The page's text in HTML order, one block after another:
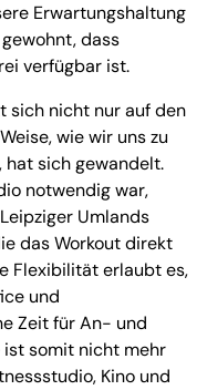
Erwartungshaltung
dass
verfügbar ist.
sich nicht nur auf den
wie wir uns zu
hat sich gewandelt.
notwendig war,
Umlands
das Workout direkt
Flexibilität erlaubt es,
und
Zeit für An- und
ist somit nicht mehr
Kino und